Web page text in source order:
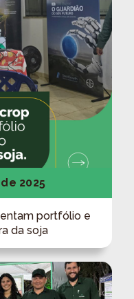
2025
portfólio e
da soja